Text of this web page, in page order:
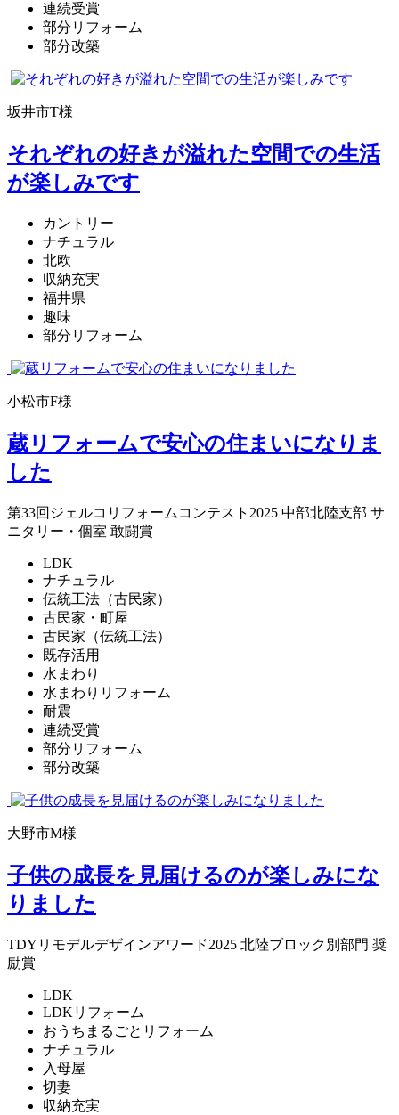
連続受賞
部分リフォーム
部分改築
坂井市T様
それぞれの好きが溢れた空間での生活
が楽しみです
カントリー
ナチュラル
北欧
収納充実
福井県
趣味
部分リフォーム
小松市F様
蔵リフォームで安心の住まいになりま
した
第33回ジェルコリフォームコンテスト2025 中部北陸支部 サ
ニタリー・個室 敢闘賞
LDK
ナチュラル
伝統工法（古民家）
古民家・町屋
古民家（伝統工法）
既存活用
水まわり
水まわりリフォーム
耐震
連続受賞
部分リフォーム
部分改築
大野市M様
子供の成長を見届けるのが楽しみにな
りました
TDYリモデルデザインアワード2025 北陸ブロック別部門 奨
励賞
LDK
LDKリフォーム
おうちまるごとリフォーム
ナチュラル
入母屋
切妻
収納充実